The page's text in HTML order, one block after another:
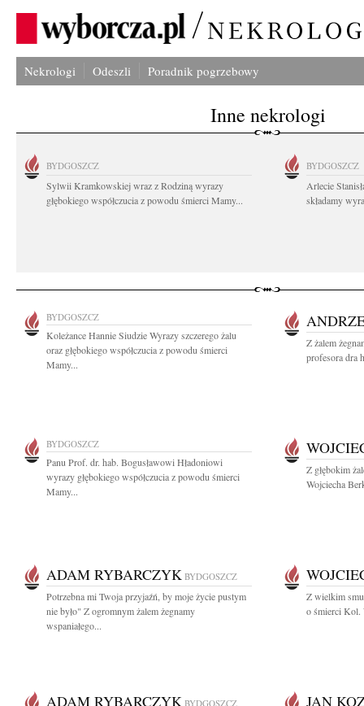
Nekrologi Odeszli Poradnik pogrzebowy
Inne nekrologi
BYDGOSZCZ
Sylwii Kramkowskiej wraz z Rodziną wyrazy
głębokiego współczucia z powodu śmierci Mamy...
BYDGOSZCZ
Arlecie
składamy
BYDGOSZCZ
Koleżance Hannie Siudzie Wyrazy szczerego żalu
oraz głębokiego współczucia z powodu śmierci
Mamy...
Z żalem
profesora dra
BYDGOSZCZ
Panu Prof. dr. hab. Bogusławowi Hładoniowi
wyrazy głębokiego współczucia z powodu śmierci
Mamy...
Z głębokim
Wojciecha
ADAM RYBARCZYK BYDGOSZCZ
Potrzebna mi Twoja przyjaźń, by moje życie pustym
nie było" Z ogromnym żalem żegnamy
wspaniałego...
Z wielkim
o śmierci Kol.
ADAM RYBARCZYK BYDGOSZCZ JAN